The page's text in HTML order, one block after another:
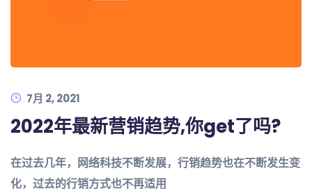
7月 2, 2021
2022年最新营销趋势,你get了吗?
在过去几年，网络科技不断发展，行销趋势也在不断发生变
化，过去的行销方式也不再适用